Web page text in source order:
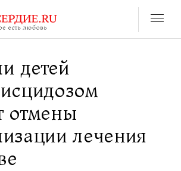
детей
отмены
лечения